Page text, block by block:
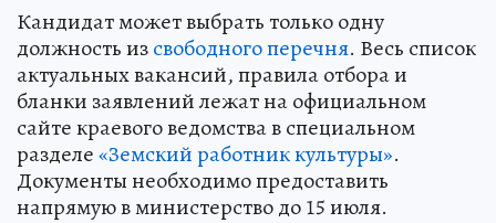
Кандидат может выбрать только одну
должность изсвободного перечня. Весь список
актуальных вакансий, правила отбора и
бланки заявлений лежат на официальном
сайте краевого ведомства в специальном
разделе«Земский работник культуры».
Документы необходимо предоставить
напрямую в министерство до 15 июля.